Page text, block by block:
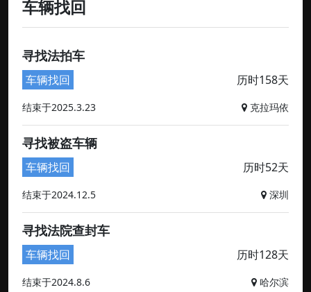
车辆找回
寻找法拍车
车辆找回 历时158天
结束于2025.3.23 克拉玛依
寻找被盗车辆
车辆找回 历时52天
结束于2024.12.5 深圳
寻找法院查封车
车辆找回 历时128天
结束于2024.8.6 哈尔滨